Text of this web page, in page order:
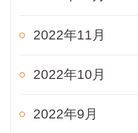
2022年11月
2022年10月
2022年9月